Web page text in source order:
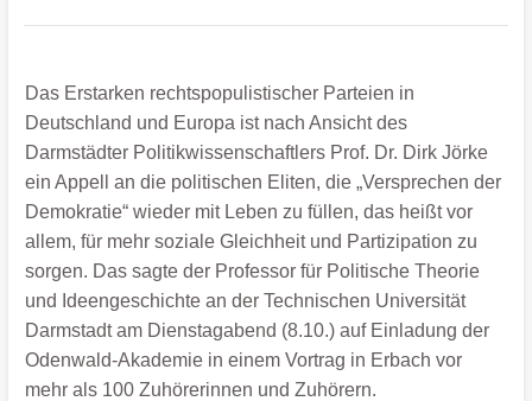
Das Erstarken rechtspopulistischer Parteien in
Deutschland und Europa ist nach Ansicht des
Darmstädter Politikwissenschaftlers Prof. Dr. Dirk Jörke
ein Appell an die politischen Eliten, die „Versprechen der
Demokratie“ wieder mit Leben zu füllen, das heißt vor
allem, für mehr soziale Gleichheit und Partizipation zu
sorgen. Das sagte der Professor für Politische Theorie
und Ideengeschichte an der Technischen Universität
Darmstadt am Dienstagabend (8.10.) auf Einladung der
Odenwald-Akademie in einem Vortrag in Erbach vor
mehr als 100 Zuhörerinnen und Zuhörern.